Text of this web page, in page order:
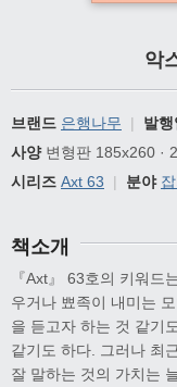
악
브랜드 은행나무 | 발행
사양변형판 185x260 ·
시리즈 Axt 63 | 분야
책소개
『Axt』 63호의 키워드
우거나 뾰족이 내미는
을 듣고자 하는 것 같기
같기도 하다. 그러나 최
잘 말하는 것의 가치는